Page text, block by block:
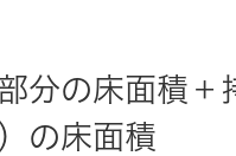
分の床面積＋
の床面積